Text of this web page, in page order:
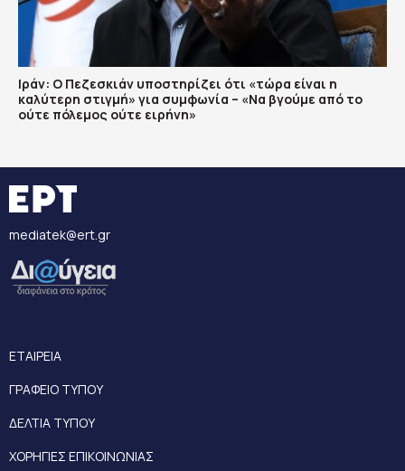
Ιράν: Ο Πεζεσκιάν υποστηρίζει ότι «τώρα είναι η
καλύτερη στιγμή» για συμφωνία – «Να βγούμε από το
ούτε πόλεμος ούτε ειρήνη»
mediatek@ert.gr
ΕΤΑΙΡΕΙΑ
ΓΡΑΦΕΙΟ ΤΥΠΟΥ
ΔΕΛΤΙΑ ΤΥΠΟΥ
ΧΟΡΗΓΙΕΣ ΕΠΙΚΟΙΝΩΝΙΑΣ